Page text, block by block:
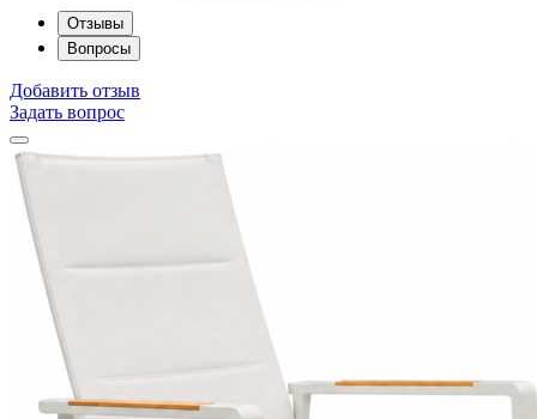
Отзывы
Вопросы
Добавить отзыв
Задать вопрос